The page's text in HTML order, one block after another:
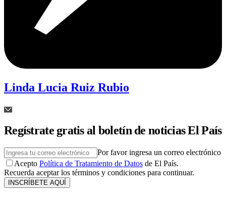
Linda Lucia Ruiz Rubio
Regístrate gratis al boletín de noticias El País
Por favor ingresa un correo electrónico
Acepto Política de Tratamiento de Datos de El País.
Recuerda aceptar los términos y condiciones para continuar.
INSCRÍBETE AQUÍ